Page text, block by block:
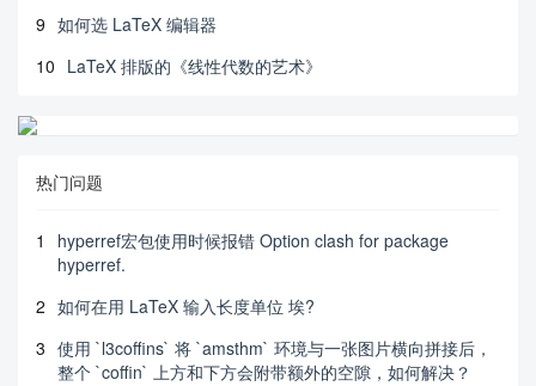
9 如何选 LaTeX 编辑器
10 LaTeX 排版的《线性代数的艺术》
热门问题
1
hyperref宏包使用时候报错 Option clash for package
hyperref.
2 如何在用 LaTeX 输入长度单位 埃?
3 使用 `l3coffins` 将 `amsthm` 环境与一张图片横向拼接后，
整个 `coffin` 上方和下方会附带额外的空隙，如何解决？